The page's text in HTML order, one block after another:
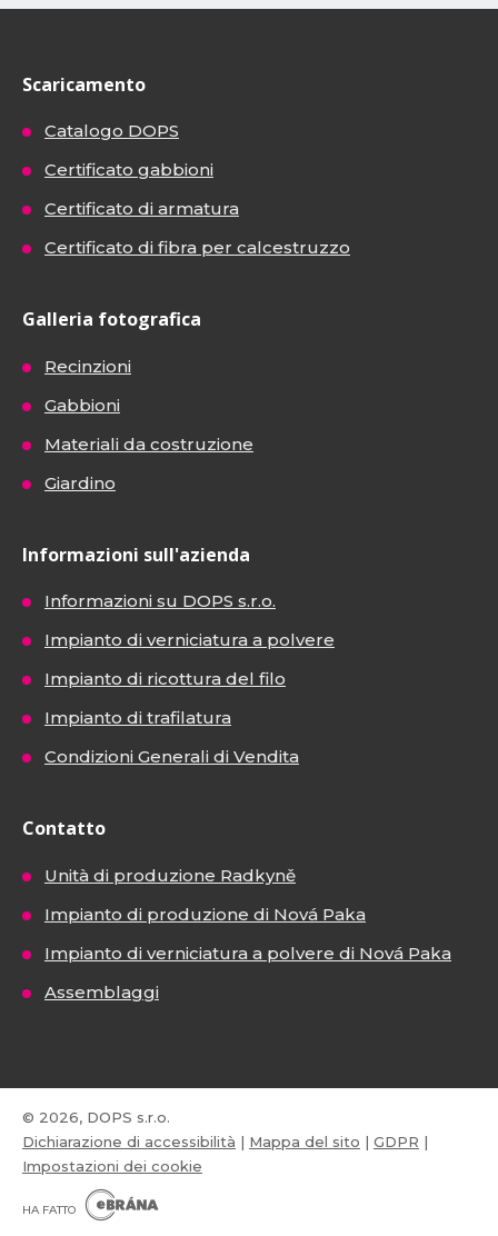
Scaricamento
Catalogo DOPS
Certificato gabbioni
Certificato di armatura
Certificato di fibra per calcestruzzo
Galleria fotografica
Recinzioni
Gabbioni
Materiali da costruzione
Giardino
Informazioni sull'azienda
Informazioni su DOPS s.r.o.
Impianto di verniciatura a polvere
Impianto di ricottura del filo
Impianto di trafilatura
Condizioni Generali di Vendita
Contatto
Unità di produzione Radkyně
Impianto di produzione di Nová Paka
Impianto di verniciatura a polvere di Nová Paka
Assemblaggi
© 2026, DOPS s.r.o.
Dichiarazione di accessibilità | Mappa del sito | GDPR |
Impostazioni dei cookie
HA FATTO
B